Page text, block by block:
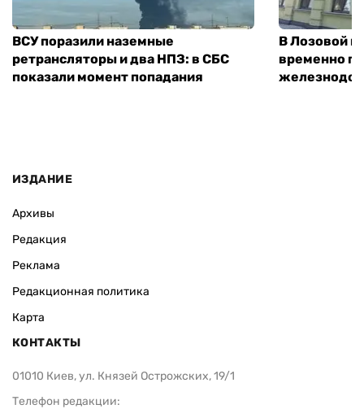
ВСУ поразили наземные
ретрансляторы и два НПЗ: в СБС
показали момент попадания
В Лозовой
временно
ИЗДАНИЕ
Архивы
Редакция
Реклама
Редакционная политика
Карта
КОНТАКТЫ
01010 Киев, ул. Князей Острожских, 19/1
Телефон редакции: